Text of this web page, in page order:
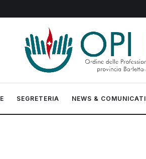
SEGRETERIA NEWS & COMUNICATI